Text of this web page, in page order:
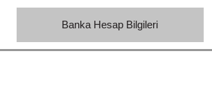
Banka Hesap Bilgileri